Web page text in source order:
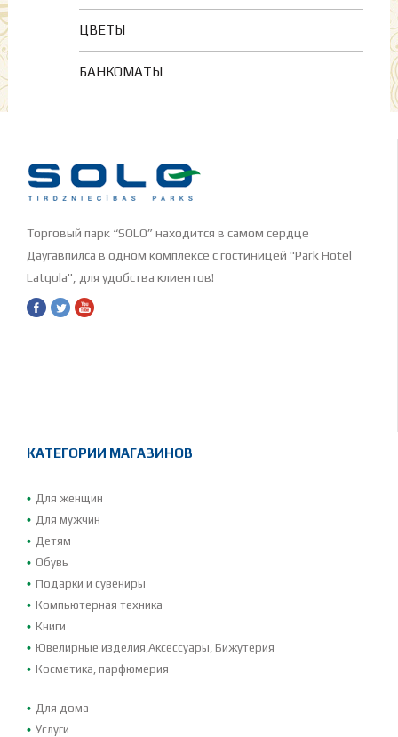
ЦВЕТЫ
БАНКОМАТЫ
Торговый парк “SOLO” находится в самом сердце
Даугавпилса в одном комплексе с гостиницей "Park Hotel
Latgola", для удобства клиентов!
КАТЕГОРИИ МАГАЗИНОВ
Для женщин
Для мужчин
Детям
Обувь
Подарки и сувениры
Компьютерная техника
Книги
Ювелирные изделия,Аксессуары, Бижутерия
Косметика, парфюмерия
Для дома
Услуги